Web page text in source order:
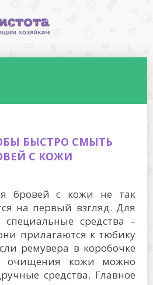
БЫСТРО СМЫТЬ
С КОЖИ
бровей с кожи не так
на первый взгляд. Для
специальные средства –
прилагаются к тюбику
ремувера в коробочке
очищения кожи можно
средства. Главное